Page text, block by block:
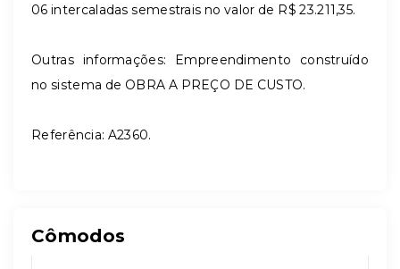
06 intercaladas semestrais no valor de R$ 23.211,35.
Outras informações: Empreendimento construído
no sistema de OBRA A PREÇO DE CUSTO.
Referência: A2360.
Cômodos